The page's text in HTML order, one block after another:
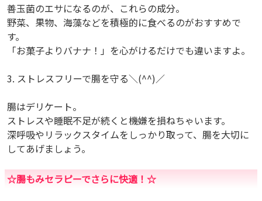
善玉菌のエサになるのが、これらの成分。
野菜、果物、海藻などを積極的に食べるのがおすすめで
す。
「お菓子よりバナナ！」を心がけるだけでも違いますよ。
3. ストレスフリーで腸を守る＼(^^)／
腸はデリケート。
ストレスや睡眠不足が続くと機嫌を損ねちゃいます。
深呼吸やリラックスタイムをしっかり取って、腸を大切に
してあげましょう。
☆腸もみセラピーでさらに快適！☆